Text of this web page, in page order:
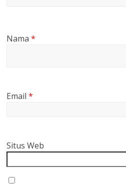
Nama*
Email*
Situs Web